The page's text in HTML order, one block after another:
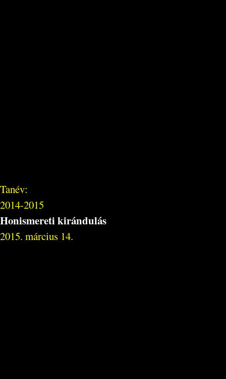
Tanév:
2014-2015
Honismereti kirándulás
2015. március 14.